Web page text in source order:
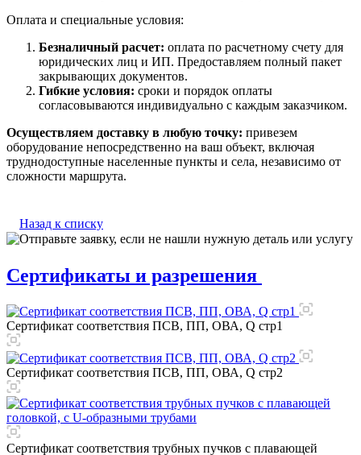
Оплата и специальные условия:
Безналичный расчет: оплата по расчетному счету для
юридических лиц и ИП. Предоставляем полный пакет
закрывающих документов.
Гибкие условия: сроки и порядок оплаты
согласовываются индивидуально с каждым заказчиком.
Осуществляем доставку в любую точку: привезем
оборудование непосредственно на ваш объект, включая
труднодоступные населенные пункты и села, независимо от
сложности маршрута.
Назад к списку
Сертификаты и разрешения
Сертификат соответствия ПСВ, ПП, ОВА, Q стр1
Сертификат соответствия ПСВ, ПП, ОВА, Q стр2
Сертификат соответствия трубных пучков с плавающей